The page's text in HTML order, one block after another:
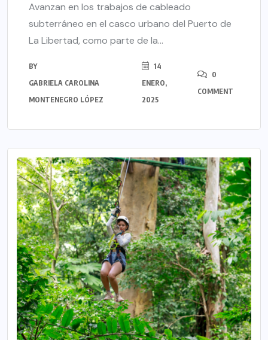
Avanzan en los trabajos de cableado
subterráneo en el casco urbano del Puerto de
La Libertad, como parte de la...
BY
GABRIELA CAROLINA
MONTENEGRO LÓPEZ
14
ENERO,
2025
0
COMMENT